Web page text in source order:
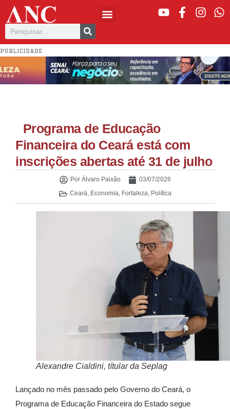
PUBLICIDADE
Programa de Educação
Financeira do Ceará está com
inscrições abertas até 31 de julho
PorÁlvaro Paixão
03/07/2026
Ceará, Economia, Fortaleza, Política
Alexandre Cialdini, títular da Seplag
Lançado no mês passado pelo Governo do Ceará, o
Programa de Educação Financeira do Estado segue